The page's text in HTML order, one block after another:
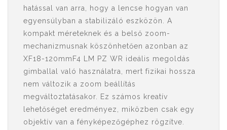
hatással van arra, hogy a lencse hogyan van
egyensúlyban a stabilizáló eszközön. A
kompakt méreteknek és a belső zoom-
mechanizmusnak köszönhetően azonban az
XF18-120mmF4 LM PZ WR ideális megoldás
gimballal való használatra, mert fizikai hossza
nem változik a zoom beállítás
megváltoztatásakor. Ez számos kreatív
lehetőséget eredményez, miközben csak egy
objektív van a fényképezőgéphez rögzítve.